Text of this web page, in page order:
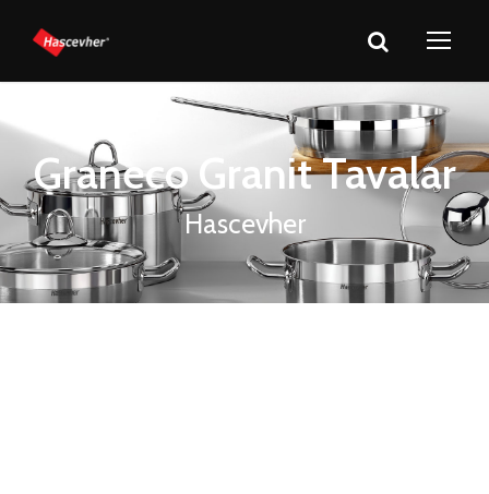
Graneco Granit Tavalar
Hascevher